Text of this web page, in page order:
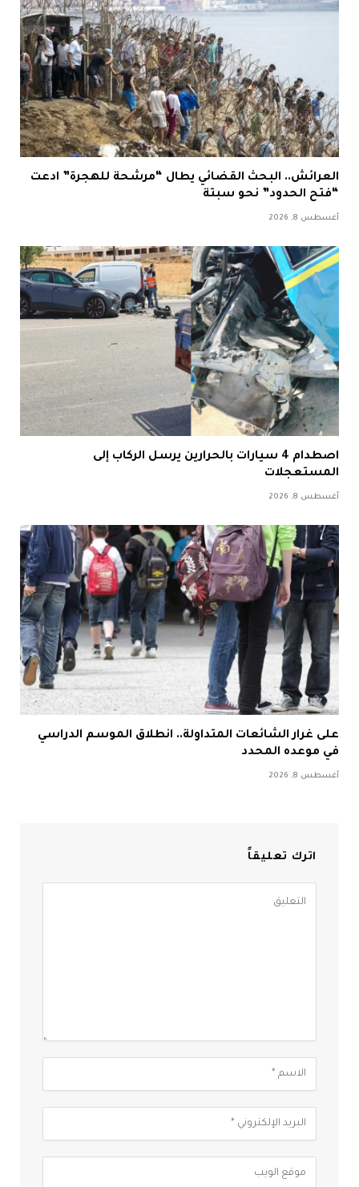
العرائش.. البحث القضائي يطال “مرشحة للهجرة” ادعت
“فتح الحدود” نحو سبتة
أغسطس 8, 2026
اصطدام 4 سيارات بالحرارين يرسل الركاب إلى
المستعجلات
أغسطس 8, 2026
على غرار الشائعات المتداولة.. انطلاق الموسم الدراسي
في موعده المحدد
أغسطس 8, 2026
اترك تعليقاً